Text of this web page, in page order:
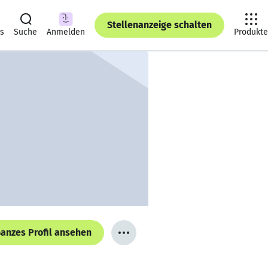
Suche Anmelden
Stellenanzeige schalten
Produkte
Profil ansehen